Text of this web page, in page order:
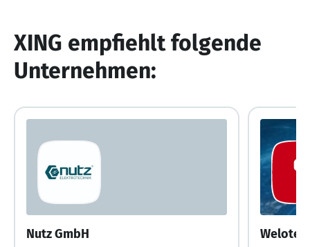
XING empfiehlt folgende
Unternehmen:
Nutz GmbH Welotec